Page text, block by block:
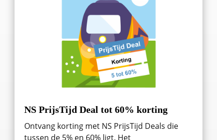
NS PrijsTijd Deal tot 60% korting
Ontvang korting met NS PrijsTijd Deals die
tussen de 5% en 60% ligt. Het